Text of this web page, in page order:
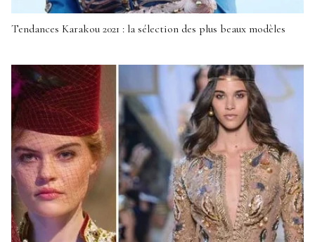
Tendances Karakou 2021 : la sélection des plus beaux modèles